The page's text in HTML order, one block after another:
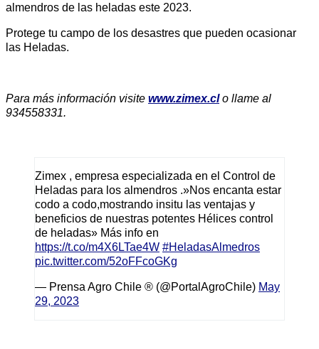
almendros de las heladas este 2023.
Protege tu campo de los desastres que pueden ocasionar
las Heladas.
Para más información visite www.zimex.cl o llame al
934558331.
Zimex , empresa especializada en el Control de
Heladas para los almendros .»Nos encanta estar
codo a codo,mostrando insitu las ventajas y
beneficios de nuestras potentes Hélices control
de heladas» Más info en
https://t.co/m4X6LTae4W #HeladasAlmedros
pic.twitter.com/52oFFcoGKg
— Prensa Agro Chile ® (@PortalAgroChile) May
29, 2023